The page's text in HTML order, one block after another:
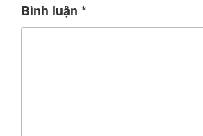
Bình luận *